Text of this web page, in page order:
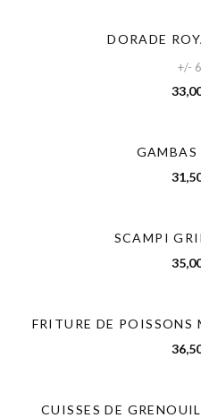
DORADE
+/-
GAMBAS
SCAMPI
FRITURE DE POISSONS
CUISSES DE